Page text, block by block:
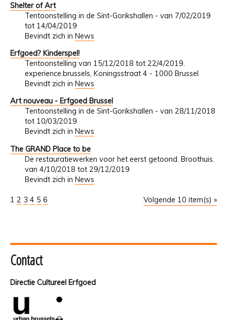
Shelter of Art
Tentoonstelling in de Sint-Gorikshallen - van 7/02/2019
tot 14/04/2019
Bevindt zich in News
Erfgoed? Kinderspel!
Tentoonstelling van 15/12/2018 tot 22/4/2019.
experience.brussels, Koningsstraat 4 - 1000 Brussel
Bevindt zich in News
Art nouveau - Erfgoed Brussel
Tentoonstelling in de Sint-Gorikshallen - van 28/11/2018
tot 10/03/2019
Bevindt zich in News
The GRAND Place to be
De restauratiewerken voor het eerst getoond. Broothuis.
van 4/10/2018 tot 29/12/2019
Bevindt zich in News
Volgende 10 item(s) »
1 2 3 4 5 6
Contact
Directie Cultureel Erfgoed